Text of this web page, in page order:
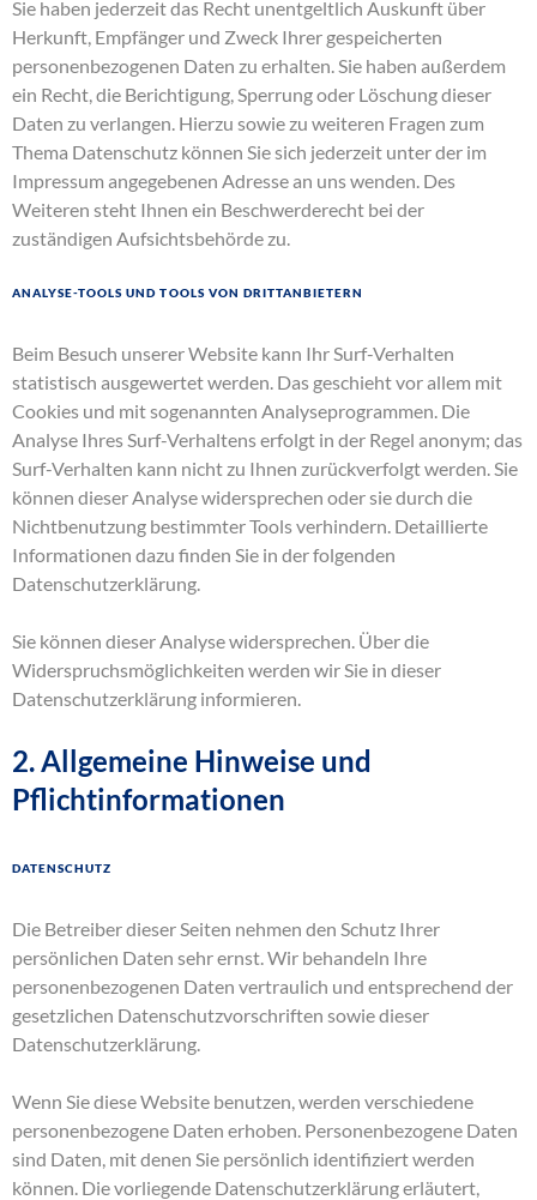
Sie haben jederzeit das Recht unentgeltlich Auskunft über
Herkunft, Empfänger und Zweck Ihrer gespeicherten
personenbezogenen Daten zu erhalten. Sie haben außerdem
ein Recht, die Berichtigung, Sperrung oder Löschung dieser
Daten zu verlangen. Hierzu sowie zu weiteren Fragen zum
Thema Datenschutz können Sie sich jederzeit unter der im
Impressum angegebenen Adresse an uns wenden. Des
Weiteren steht Ihnen ein Beschwerderecht bei der
zuständigen Aufsichtsbehörde zu.
Analyse-Tools und Tools von Drittanbietern
Beim Besuch unserer Website kann Ihr Surf-Verhalten
statistisch ausgewertet werden. Das geschieht vor allem mit
Cookies und mit sogenannten Analyseprogrammen. Die
Analyse Ihres Surf-Verhaltens erfolgt in der Regel anonym; das
Surf-Verhalten kann nicht zu Ihnen zurückverfolgt werden. Sie
können dieser Analyse widersprechen oder sie durch die
Nichtbenutzung bestimmter Tools verhindern. Detaillierte
Informationen dazu finden Sie in der folgenden
Datenschutzerklärung.
Sie können dieser Analyse widersprechen. Über die
Widerspruchsmöglichkeiten werden wir Sie in dieser
Datenschutzerklärung informieren.
2. Allgemeine Hinweise und
Pflichtinformationen
Datenschutz
Die Betreiber dieser Seiten nehmen den Schutz Ihrer
persönlichen Daten sehr ernst. Wir behandeln Ihre
personenbezogenen Daten vertraulich und entsprechend der
gesetzlichen Datenschutzvorschriften sowie dieser
Datenschutzerklärung.
Wenn Sie diese Website benutzen, werden verschiedene
personenbezogene Daten erhoben. Personenbezogene Daten
sind Daten, mit denen Sie persönlich identifiziert werden
können. Die vorliegende Datenschutzerklärung erläutert,